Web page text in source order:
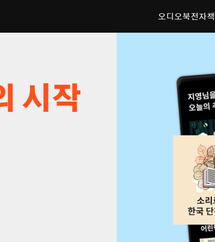
오디오북전자책
시작